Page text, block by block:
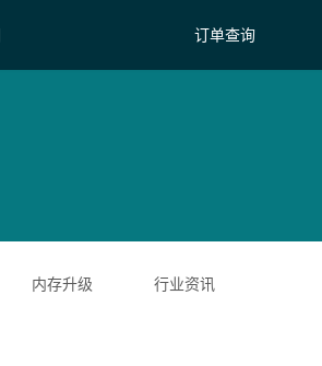
订单查询
内存升级 行业资讯